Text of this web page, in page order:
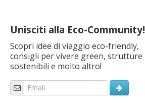
Unisciti alla Eco-Community!
Scopri idee di viaggio eco-friendly,
consigli per vivere green, strutture
sostenibili e molto altro!